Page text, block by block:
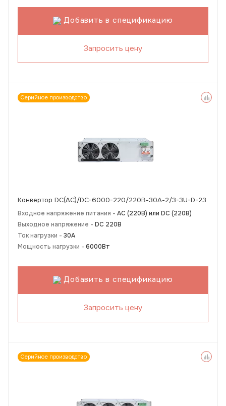
Добавить в спецификацию
Запросить цену
Серийное производство
Конвертор DC(AC)/DC-6000-220/220В-30А-2/3-3U-D-23
Входное напряжение питания - АС (220В) или DC (220В)
Выходное напряжение - DC 220В
Ток нагрузки - 30А
Мощность нагрузки - 6000Вт
Добавить в спецификацию
Запросить цену
Серийное производство